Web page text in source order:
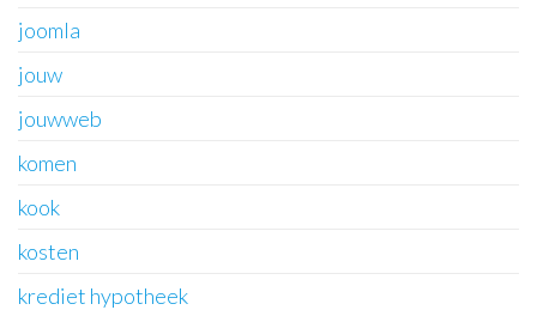
joomla
jouw
jouwweb
komen
kook
kosten
krediet hypotheek